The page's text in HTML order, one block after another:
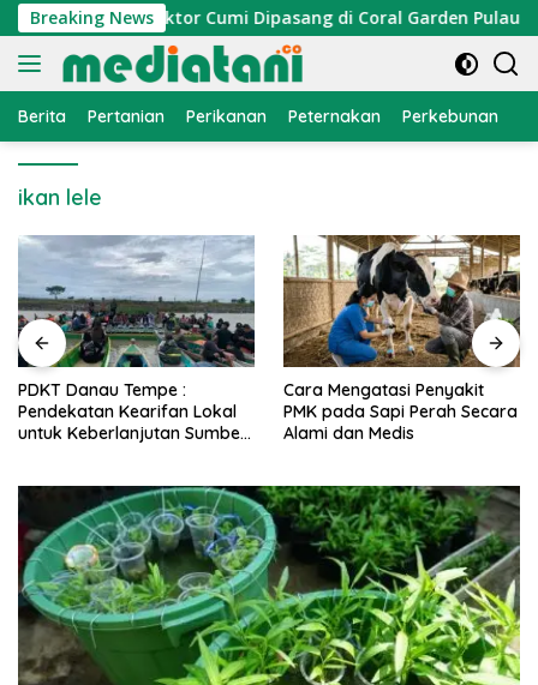
Langsung
ke
konten
Breaking News
Atraktor Cumi Dipasang di Coral Garden Pulau
Berita Pertanian Perikanan Peternakan Perkebunan
ikan lele
PDKT Danau Tempe :
Pendekatan Kearifan Lokal
untuk Keberlanjutan Sumber
Cara Mengatasi Penyakit
PMK pada Sapi Perah Secara
Alami dan Medis